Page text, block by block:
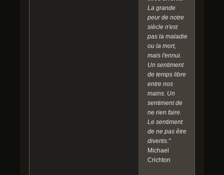
La grande
peur de notre
siècle n'est
pas la maladie
ou la mort,
mais l'ennui.
Un sentiment
de temps libre
entre nos
mains. Un
sentiment de
ne rien faire.
Le sentiment
de ne pas être
divertis."
Michael
Crichton